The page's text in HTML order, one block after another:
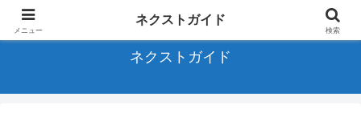
アニメ、バラエティ、ドラマに関する全てのサブスクを完全ガイド
ネクストガイド
メニュー
ネクストガイド
検索